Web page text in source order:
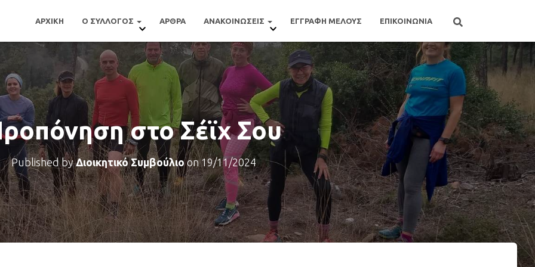
ΑΡΧΙΚΗ Ο ΣΥΛΛΟΓΟΣ ΑΡΘΡΑ ΑΝΑΚΟΙΝΩΣΕΙΣ ΕΓΓΡΑΦΗ ΜΕΛΟΥΣ ΕΠΙΚΟΙΝΩΝΙΑ
στο Σέϊχ Σου
Published byΔιοικητικό Συμβούλιοon19/11/2024